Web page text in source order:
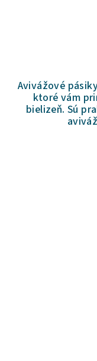
Avivážové
ktoré vám
bielizeň. Sú